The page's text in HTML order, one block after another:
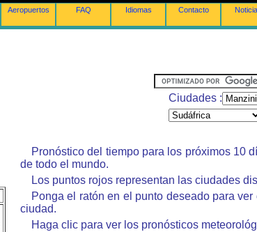
Aeropuertos FAQ Idiomas Contacto
Ciudades :
Pronóstico del tiempo para los próximos 10
de todo el mundo.
Los puntos rojos representan las ciudades
Ponga el ratón en el punto deseado para ver
ciudad.
Haga clic para ver los pronósticos